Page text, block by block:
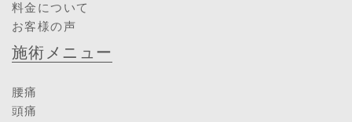
料金について
お客様の声
施術メニュー
腰痛
頭痛